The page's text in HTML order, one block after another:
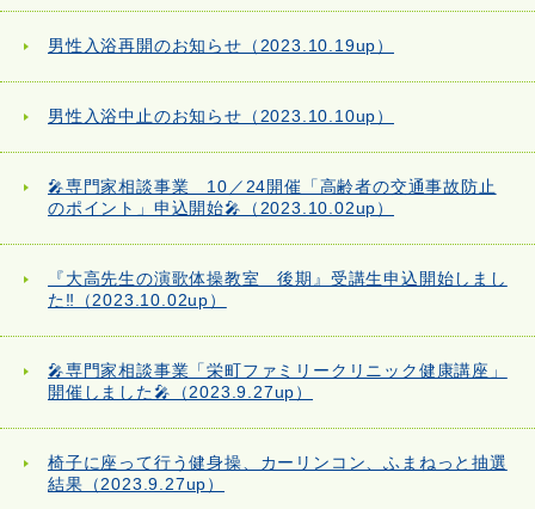
男性入浴再開のお知らせ（2023.10.19up）
男性入浴中止のお知らせ（2023.10.10up）
🎤専門家相談事業 10／24開催「高齢者の交通事故防止
のポイント」申込開始🎤（2023.10.02up）
『大高先生の演歌体操教室 後期』受講生申込開始しまし
た‼（2023.10.02up）
🎤専門家相談事業「栄町ファミリークリニック健康講座」
開催しました🎤（2023.9.27up）
椅子に座って行う健身操、カーリンコン、ふまねっと抽選
結果（2023.9.27up）